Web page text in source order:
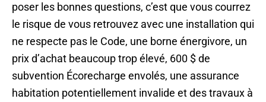
poser les bonnes questions, c’est que vous courrez
le risque de vous retrouvez avec une installation qui
ne respecte pas le Code, une borne énergivore, un
prix d’achat beaucoup trop élevé, 600 $ de
subvention Écorecharge envolés, une assurance
habitation potentiellement invalide et des travaux à